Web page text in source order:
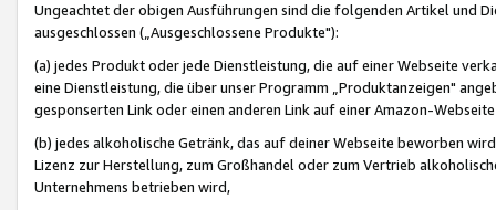
Ungeachtet der obigen Ausführungen sind die folgenden Artikel und
ausgeschlossen („Ausgeschlossene Produkte"):
(a) jedes Produkt oder jede Dienstleistung, die auf einer Webseite
eine Dienstleistung, die über unser Programm „Produktanzeigen"
gesponserten Link oder einen anderen Link auf einer Amazon-
(b) jedes alkoholische Getränk, das auf deiner Webseite beworben
Lizenz zur Herstellung, zum Großhandel oder zum Vertrieb
Unternehmens betrieben wird,